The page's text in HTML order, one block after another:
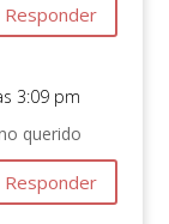
Responder
3:09 pm
querido
Responder